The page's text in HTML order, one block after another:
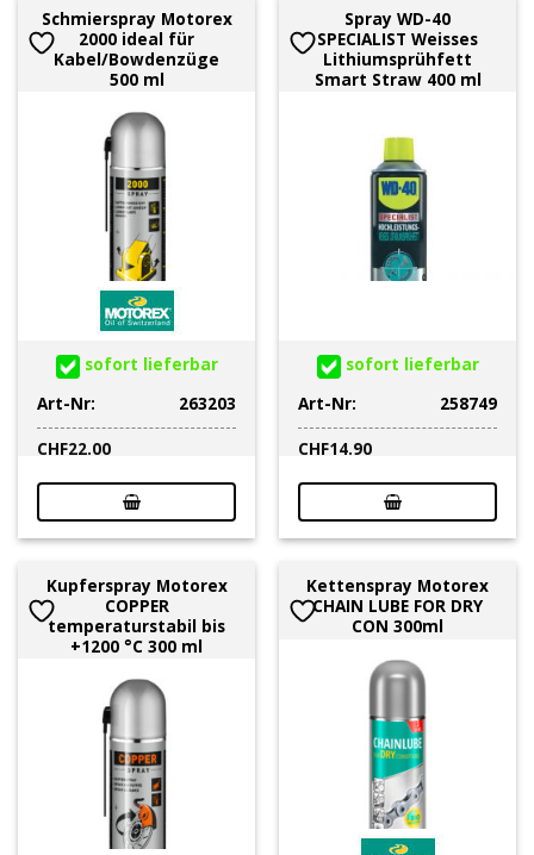
Schmierspray Motorex
2000 ideal für
Kabel/Bowdenzüge
500 ml
sofort lieferbar
Art-Nr:
263203
CHF22.00
Spray WD-40
SPECIALIST Weisses
Lithiumsprühfett
Smart Straw 400 ml
sofort lieferbar
Art-Nr:
258749
CHF14.90
Kupferspray Motorex
COPPER
temperaturstabil bis
+1200 °C 300 ml
Kettenspray Motorex
CHAIN LUBE FOR DRY
CON 300ml